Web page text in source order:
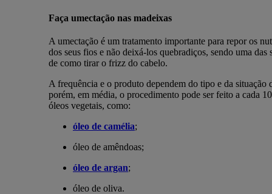
Faça umectação nas madeixas
A umectação é um tratamento importante para repor os
dos seus fios e não deixá-los quebradiços, sendo uma das
de como tirar o frizz do cabelo.
A frequência e o produto dependem do tipo e da situação
porém, em média, o procedimento pode ser feito a cada
óleos vegetais, como:
óleo de camélia;
óleo de amêndoas;
óleo de argan;
óleo de oliva.